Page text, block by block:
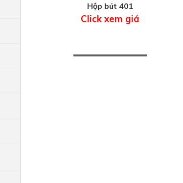
Hộp bút 401
Click xem giá